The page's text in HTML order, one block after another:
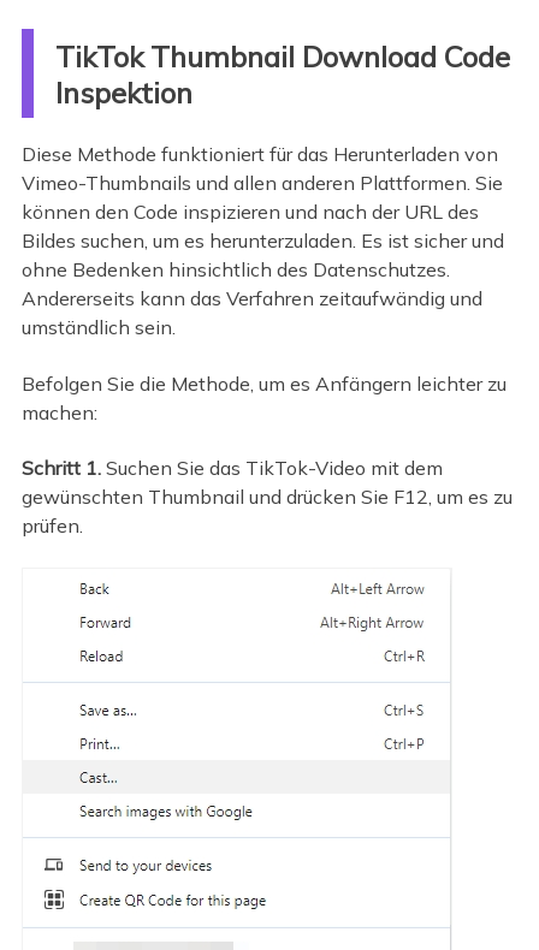
TikTok Thumbnail Download Code
Inspektion
Diese Methode funktioniert für das Herunterladen von
Vimeo-Thumbnails und allen anderen Plattformen. Sie
können den Code inspizieren und nach der URL des
Bildes suchen, um es herunterzuladen. Es ist sicher und
ohne Bedenken hinsichtlich des Datenschutzes.
Andererseits kann das Verfahren zeitaufwändig und
umständlich sein.
Befolgen Sie die Methode, um es Anfängern leichter zu
machen:
Schritt 1. Suchen Sie das TikTok-Video mit dem
gewünschten Thumbnail und drücken Sie F12, um es zu
prüfen.